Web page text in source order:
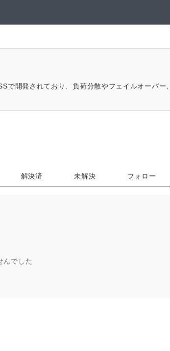
で開発されており、負荷分散やフェイルオーバー
解決済 未解決 フォロー
んでした